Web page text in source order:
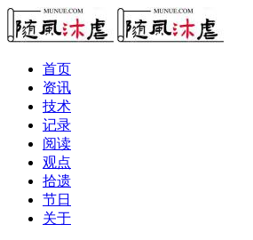
首页
资讯
技术
记录
阅读
观点
拾遗
节日
关于